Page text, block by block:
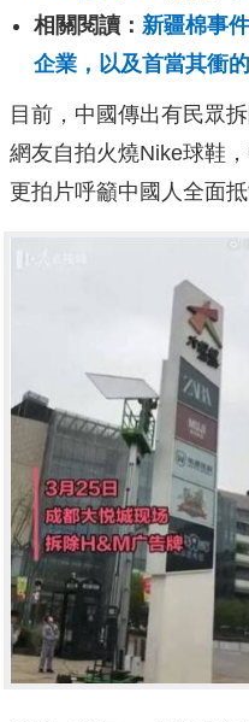
相關閱讀： 新疆棉事
企業，以及首當其衝
目前，中國傳出有民眾
網友自拍火燒Nike球鞋
更拍片呼籲中國人全面抵